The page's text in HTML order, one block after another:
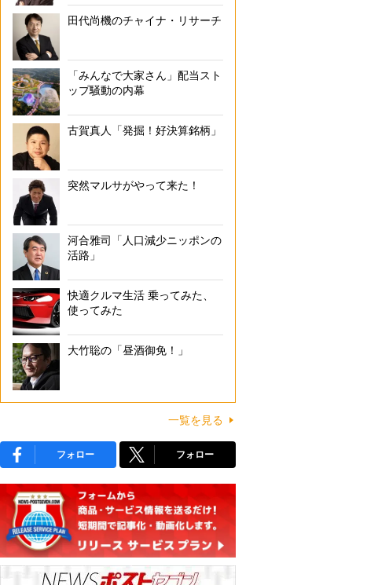
田代尚機のチャイナ・リサーチ
「みんなで大家さん」配当スト
ップ騒動の内幕
古賀真人「発掘！好決算銘柄」
突然マルサがやって来た！
河合雅司「人口減少ニッポンの
活路」
快適クルマ生活 乗ってみた、
使ってみた
大竹聡の「昼酒御免！」
一覧を見る
フォロー フォロー